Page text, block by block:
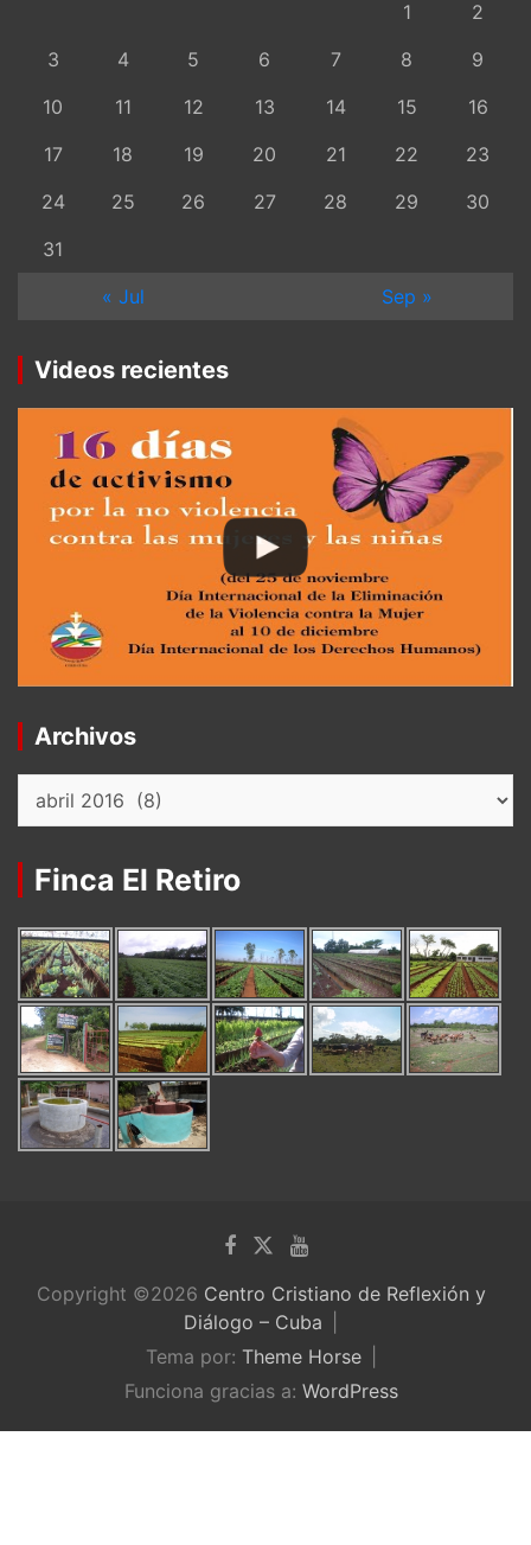
1
2
3
4 5 6 7 8
9
10
11 12 13 14 15
16
17
18 19 20 21 22
23
24
25 26 27 28 29
30
31
« Jul
Sep »
Videos recientes
Archivos
Archivos
Finca El Retiro
Copyright ©2026 Centro Cristiano de Reflexión y
Diálogo – Cuba
Tema por: Theme Horse
Funciona gracias a: WordPress